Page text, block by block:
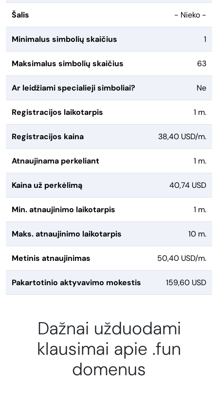
Šalis - Nieko -
Minimalus simbolių skaičius 1
Maksimalus simbolių skaičius 63
Ar leidžiami specialieji simboliai? Ne
Registracijos laikotarpis 1 m.
Registracijos kaina 38,40 USD/m.
Atnaujinama perkeliant 1 m.
Kaina už perkėlimą 40,74 USD
Min. atnaujinimo laikotarpis 1 m.
Maks. atnaujinimo laikotarpis 10 m.
Metinis atnaujinimas 50,40 USD/m.
Pakartotinio aktyvavimo mokestis 159,60 USD
Dažnai užduodami
klausimai apie .fun
domenus